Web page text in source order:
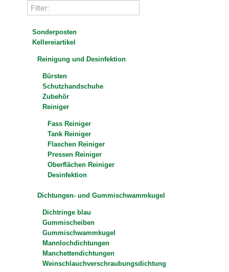
Sonderposten
Kellereiartikel
Reinigung und Desinfektion
Bürsten
Schutzhandschuhe
Zubehör
Reiniger
Fass Reiniger
Tank Reiniger
Flaschen Reiniger
Pressen Reiniger
Oberflächen Reiniger
Desinfektion
Dichtungen- und Gummischwammkugel
Dichtringe blau
Gummischeiben
Gummischwammkugel
Mannlochdichtungen
Manchettendichtungen
Weinschlauchverschraubungsdichtung